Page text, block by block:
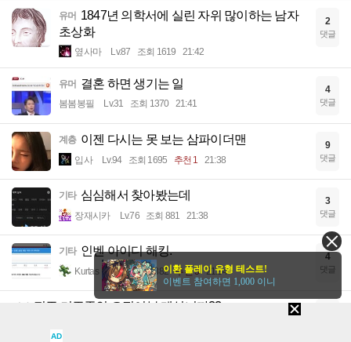
유머 1847년 의학서에 실린 자위 많이하는 남자
초상화
옆사마 Lv.87 조회 1619 21:42
2
댓글
유머 결혼 하면 생기는 일
봄봄봉필 Lv.31 조회 1370 21:41
4
댓글
계층 이젠 다시는 못 보는 삼파이더맨
입사 Lv.94 조회 1695 추천 1 21:38
9
댓글
기타 심심해서 찾아봤는데
장재시카 Lv.76 조회 881 21:38
3
댓글
기타 인벤 아이디 해킹.
Kurtas Lv.88 조회 882 추천 3 21:34
4
댓글
전주 거주중인 오징어분 계십니까??
AD
이환 플레이 유형 테스트!
이벤트 참여하면 1,000 이니